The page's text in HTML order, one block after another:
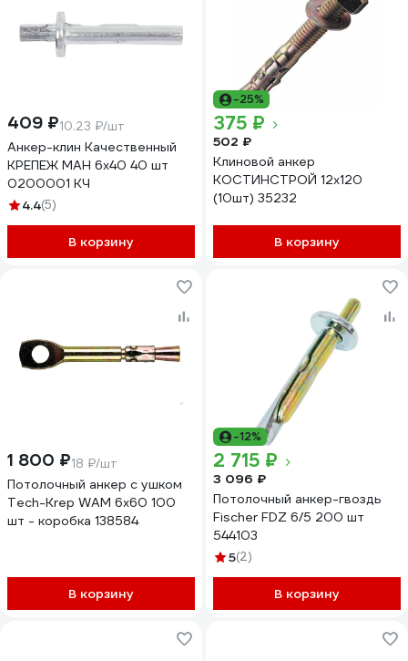
409 ₽10.23 ₽/шт
Анкер-клин Качественный
КРЕПЕЖ МАН 6х40 40 шт
0200001 КЧ
4.4(5)
В корзину
-25%
375 ₽
502 ₽
Клиновой анкер
КОСТИНСТРОЙ 12x120
(10шт) 35232
В корзину
1 800 ₽18 ₽/шт
Потолочный анкер с ушком
Tech-Krep WAM 6х60 100
шт - коробка 138584
В корзину
-12%
2 715 ₽
3 096 ₽
Потолочный анкер-гвоздь
Fischer FDZ 6/5 200 шт
544103
5(2)
В корзину